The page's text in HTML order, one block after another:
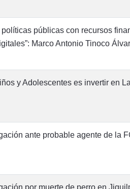
políticas públicas con recursos
Marco Antonio Tinoco
y Adolescentes es invertir en
ante probable agente de la
por muerte de perro en